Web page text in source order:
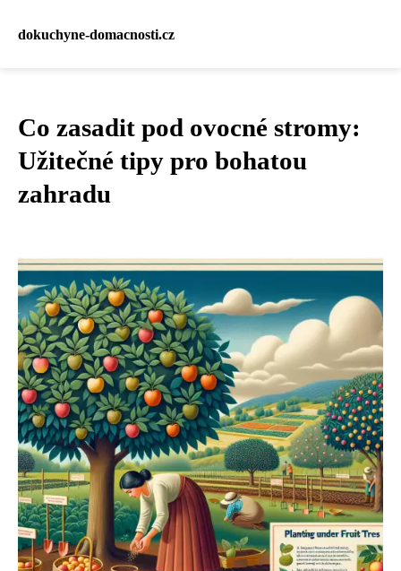
dokuchyne-domacnosti.cz
Co zasadit pod ovocné stromy:
Užitečné tipy pro bohatou
zahradu